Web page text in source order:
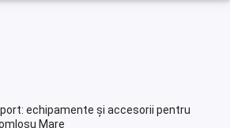
echipamente și accesorii pentru
Mare